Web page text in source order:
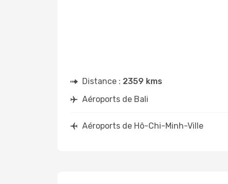
Distance : 2359 kms
Aéroports de Bali
Aéroports de Hô-Chi-Minh-Ville